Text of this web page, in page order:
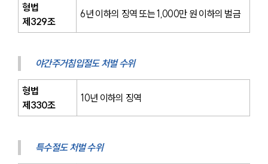
형법
제329조
6년 이하의 징역 또는 1,000만 원 이하의 벌금
야간주거침입절도 처벌 수위
형법
제330조
10년 이하의 징역
특수절도 처벌 수위